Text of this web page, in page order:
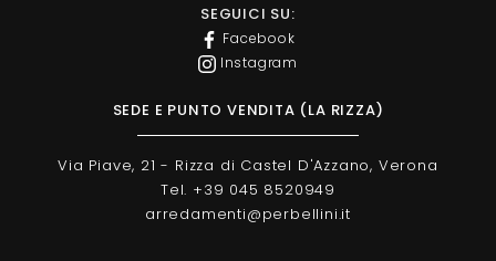
SEGUICI SU:
Facebook
Instagram
SEDE E PUNTO VENDITA (LA RIZZA)
Via Piave, 21 - Rizza di Castel D'Azzano, Verona
Tel. +39 045 8520949
arredamenti@perbellini.it